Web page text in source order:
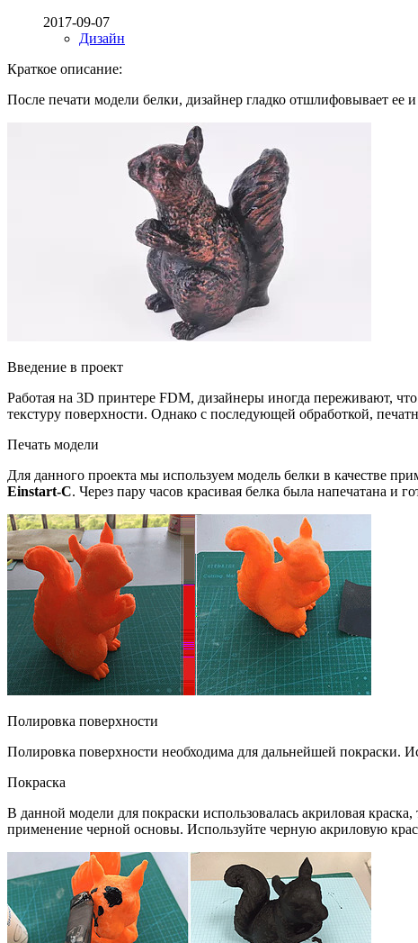
2017-09-07
Дизайн
Краткое описание:
После печати модели белки, дизайнер гладко отшлифовывает ее и
Введение в проект
Работая на 3D принтере FDM, дизайнеры иногда переживают,
текстуру поверхности. Однако с последующей обработкой,
Печать модели
Для данного проекта мы используем модель белки в качестве
Einstart-C. Через пару часов красивая белка была напечатана и
Полировка поверхности
Полировка поверхности необходима для дальнейшей покраски.
Покраска
В данной модели для покраски использовалась акриловая
применение черной основы. Используйте черную акриловую